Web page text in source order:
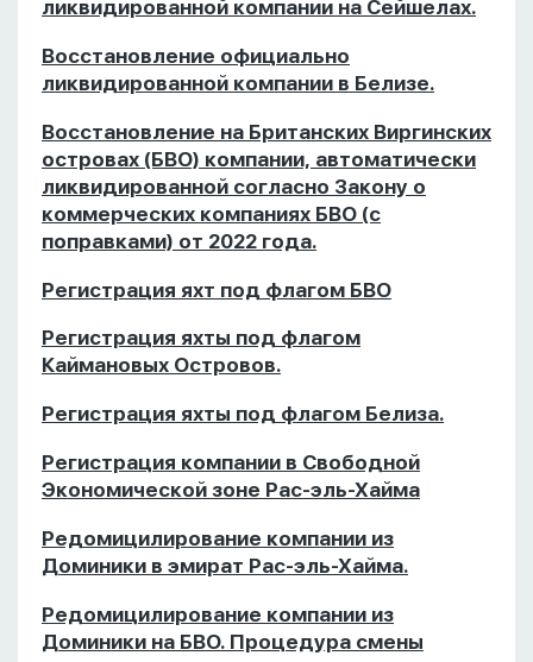
ликвидированной компании на Сейшелах.
Восстановление официально
ликвидированной компании в Белизе.
Восстановление на Британских Виргинских
островах (БВО) компании, автоматически
ликвидированной согласно Закону о
коммерческих компаниях БВО (с
поправками) от 2022 года.
Регистрация яхт под флагом БВО
Регистрация яхты под флагом
Каймановых Островов.
Регистрация яхты под флагом Белиза.
Регистрация компании в Свободной
Экономической зоне Рас-эль-Хайма
Редомицилирование компании из
Доминики в эмират Рас-эль-Хайма.
Редомицилирование компании из
Доминики на БВО. Процедура смены